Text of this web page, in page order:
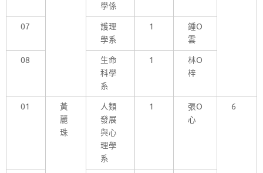
學係
07
護理
學系
1
鍾O
雲
08
生命
科學
系
1
林O
梓
01
黃
麗
珠
人類
發展
與心
理學
系
1
張O
心
6